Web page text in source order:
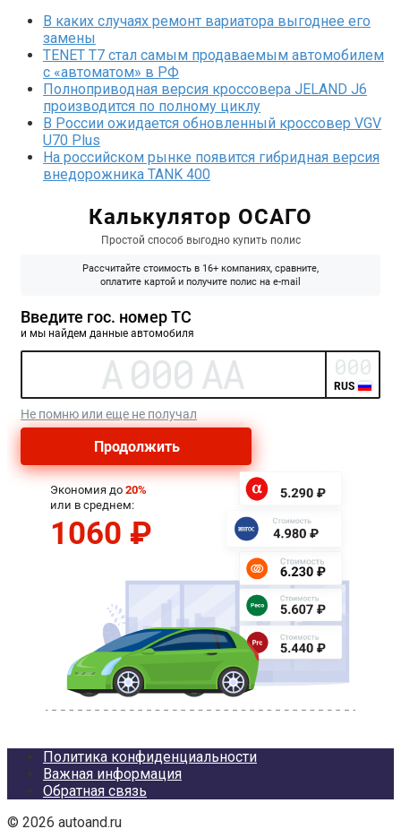
В каких случаях ремонт вариатора выгоднее его
замены
TENET T7 стал самым продаваемым автомобилем
с «автоматом» в РФ
Полноприводная версия кроссовера JELAND J6
производится по полному циклу
В России ожидается обновленный кроссовер VGV
U70 Plus
На российском рынке появится гибридная версия
внедорожника TANK 400
Политика конфиденциальности
Важная информация
Обратная связь
© 2026 autoand.ru